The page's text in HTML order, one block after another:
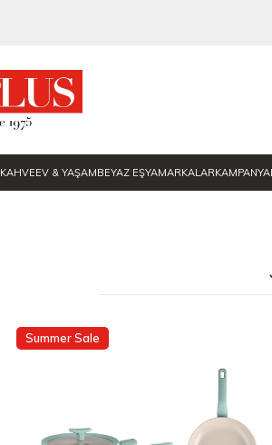
KAHVEEV & YAŞAMBEYAZ EŞYAMARKALAR
Summer Sale